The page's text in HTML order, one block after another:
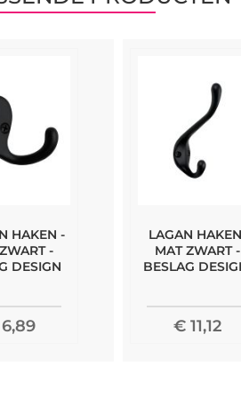
HAKEN -
-
DESIGN
LAGAN
MAT ZWART -
BESLAG
€ 11,12